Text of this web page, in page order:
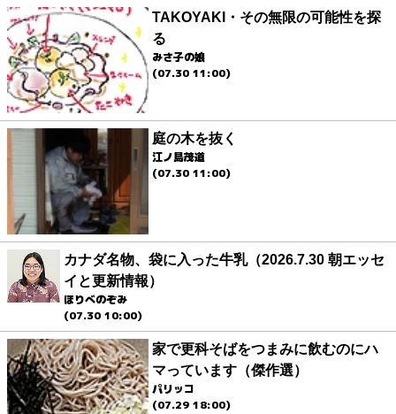
TAKOYAKI・その無限の可能性を探
る
みさ子の娘
(07.30 11:00)
庭の木を抜く
江ノ島茂道
(07.30 11:00)
カナダ名物、袋に入った牛乳（2026.7.30 朝エッセ
イと更新情報）
ほりべのぞみ
(07.30 10:00)
家で更科そばをつまみに飲むのにハ
マっています（傑作選）
パリッコ
(07.29 18:00)